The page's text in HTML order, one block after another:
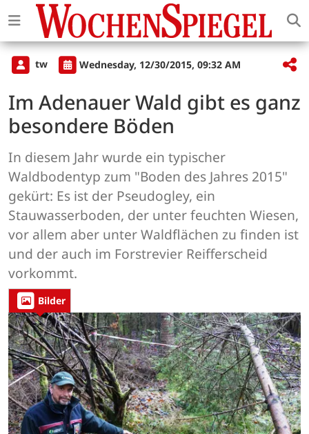
tw Wednesday, 12/30/2015, 09:32 AM
Im Adenauer Wald gibt es ganz
besondere Böden
In diesem Jahr wurde ein typischer
Waldbodentyp zum "Boden des Jahres 2015"
gekürt: Es ist der Pseudogley, ein
Stauwasserboden, der unter feuchten Wiesen,
vor allem aber unter Waldflächen zu finden ist
und der auch im Forstrevier Reifferscheid
vorkommt.
Bilder